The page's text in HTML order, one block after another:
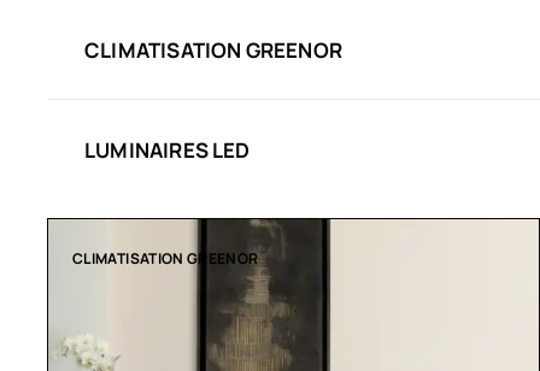
CLIMATISATION GREENOR
LUMINAIRES LED
COLLECTION LT